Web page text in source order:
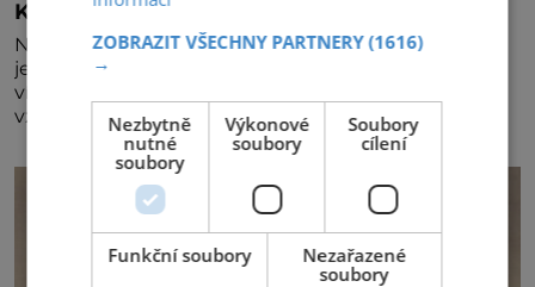
Král vín začíná třetí dekádu
Největší český vinařský projekt Král vín ve svém již
jednadvacátém ročníku představil nejlepší domácí
vína. Ta vybírala odborná porota z celkem 1260
vzorků od 157 vinařů. Král vín, který se – i pře
ZOBRAZIT VŠECHNY PARTNERY(1616)
→
Nezbytně
nutné
soubory
Výkonové
soubory
Soubory
cílení
Funkční soubory
Nezařazené
soubory